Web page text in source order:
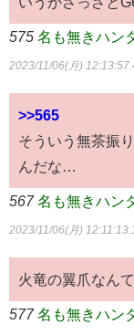
575 名も無きハン
2023/11/06(月)
>>565
そういう無茶振
んだな…
567 名も無きハン
2023/11/06(月)
火竜の翼爪なん
577 名も無きハン